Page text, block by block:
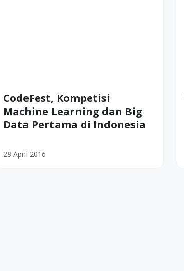
CodeFest, Kompetisi
Machine Learning dan Big
Data Pertama di Indonesia
28 April 2016